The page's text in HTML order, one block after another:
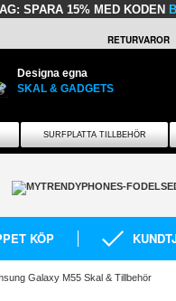
SPARA 15% MED KODEN
RETURVAROR
Designa egna
SKAL & GADGETS
SURFPLATTA TILLBEHÖR
KÖP
Galaxy M55 Skal & Tillbehör